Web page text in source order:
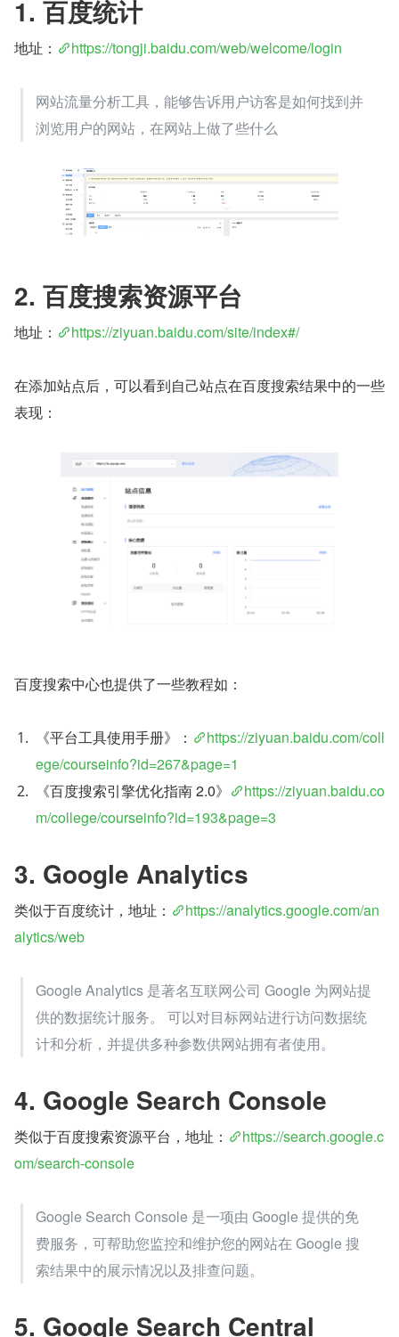
1. 百度统计
地址： https://tongji.baidu.com/web/welcome/login
网站流量分析工具，能够告诉用户访客是如何找到并
浏览用户的网站，在网站上做了些什么
2. 百度搜索资源平台
地址： https://ziyuan.baidu.com/site/index#/
在添加站点后，可以看到自己站点在百度搜索结果中的一些
表现：
百度搜索中心也提供了一些教程如：
《平台工具使用手册》：
https://ziyuan.baidu.com/coll
ege/courseinfo?id=267&page=1
《百度搜索引擎优化指南 2.0》
https://ziyuan.baidu.co
m/college/courseinfo?id=193&page=3
3. Google Analytics
类似于百度统计，地址：
https://analytics.google.com/an
alytics/web
Google Analytics 是著名互联网公司 Google 为网站提
供的数据统计服务。 可以对目标网站进行访问数据统
计和分析，并提供多种参数供网站拥有者使用。
4. Google Search Console
类似于百度搜索资源平台，地址：
https://search.google.c
om/search-console
Google Search Console 是一项由 Google 提供的免
费服务，可帮助您监控和维护您的网站在 Google 搜
索结果中的展示情况以及排查问题。
5. Google Search Central